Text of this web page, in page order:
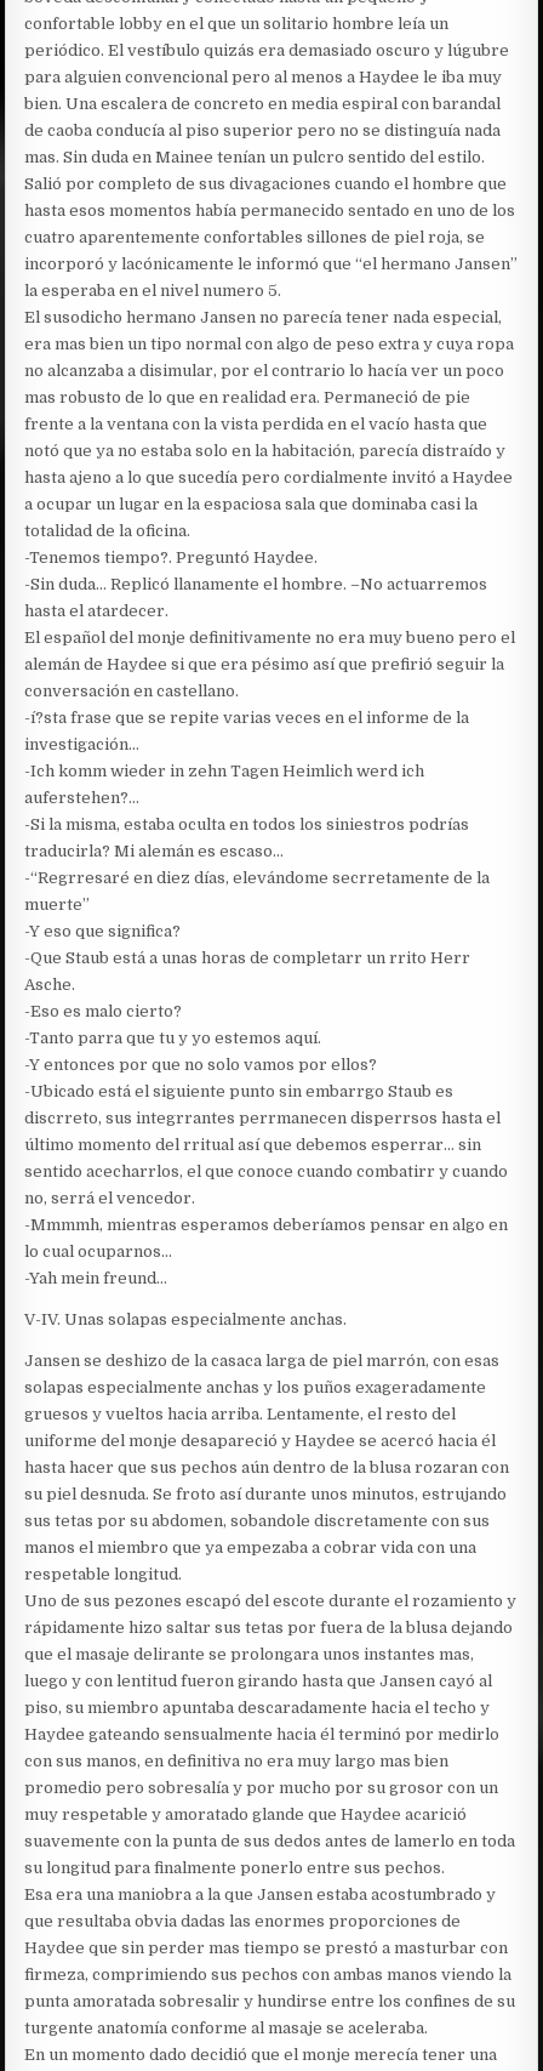
confortable lobby en el que un solitario hombre leía un
periódico. El vestíbulo quizás era demasiado oscuro y lúgubre
para alguien convencional pero al menos a Haydee le iba muy
bien. Una escalera de concreto en media espiral con barandal
de caoba conducía al piso superior pero no se distinguía nada
mas. Sin duda en Mainee tenían un pulcro sentido del estilo.
Salió por completo de sus divagaciones cuando el hombre que
hasta esos momentos había permanecido sentado en uno de los
cuatro aparentemente confortables sillones de piel roja, se
incorporó y lacónicamente le informó que “el hermano Jansen”
la esperaba en el nivel numero 5.
El susodicho hermano Jansen no parecía tener nada especial,
era mas bien un tipo normal con algo de peso extra y cuya ropa
no alcanzaba a disimular, por el contrario lo hacía ver un poco
mas robusto de lo que en realidad era. Permaneció de pie
frente a la ventana con la vista perdida en el vacío hasta que
notó que ya no estaba solo en la habitación, parecía distraído y
hasta ajeno a lo que sucedía pero cordialmente invitó a Haydee
a ocupar un lugar en la espaciosa sala que dominaba casi la
totalidad de la oficina.
-Tenemos tiempo?. Preguntó Haydee.
-Sin duda… Replicó llanamente el hombre. –No actuarremos
hasta el atardecer.
El español del monje definitivamente no era muy bueno pero el
alemán de Haydee si que era pésimo así que prefirió seguir la
conversación en castellano.
-í?sta frase que se repite varias veces en el informe de la
investigación…
-Ich komm wieder in zehn Tagen Heimlich werd ich
auferstehen?…
-Si la misma, estaba oculta en todos los siniestros podrías
traducirla? Mi alemán es escaso…
-“Regrresaré en diez días, elevándome secrretamente de la
muerte”
-Y eso que significa?
-Que Staub está a unas horas de completarr un rrito Herr
Asche.
-Eso es malo cierto?
-Tanto parra que tu y yo estemos aquí.
-Y entonces por que no solo vamos por ellos?
-Ubicado está el siguiente punto sin embarrgo Staub es
discrreto, sus integrrantes perrmanecen disperrsos hasta el
último momento del rritual así que debemos esperrar… sin
sentido acecharrlos, el que conoce cuando combatirr y cuando
no, serrá el vencedor.
-Mmmmh, mientras esperamos deberíamos pensar en algo en
lo cual ocuparnos…
-Yah mein freund…
V-IV. Unas solapas especialmente anchas.
Jansen se deshizo de la casaca larga de piel marrón, con esas
solapas especialmente anchas y los puños exageradamente
gruesos y vueltos hacia arriba. Lentamente, el resto del
uniforme del monje desapareció y Haydee se acercó hacia él
hasta hacer que sus pechos aún dentro de la blusa rozaran con
su piel desnuda. Se froto así durante unos minutos, estrujando
sus tetas por su abdomen, sobandole discretamente con sus
manos el miembro que ya empezaba a cobrar vida con una
respetable longitud.
Uno de sus pezones escapó del escote durante el rozamiento y
rápidamente hizo saltar sus tetas por fuera de la blusa dejando
que el masaje delirante se prolongara unos instantes mas,
luego y con lentitud fueron girando hasta que Jansen cayó al
piso, su miembro apuntaba descaradamente hacia el techo y
Haydee gateando sensualmente hacia él terminó por medirlo
con sus manos, en definitiva no era muy largo mas bien
promedio pero sobresalía y por mucho por su grosor con un
muy respetable y amoratado glande que Haydee acarició
suavemente con la punta de sus dedos antes de lamerlo en toda
su longitud para finalmente ponerlo entre sus pechos.
Esa era una maniobra a la que Jansen estaba acostumbrado y
que resultaba obvia dadas las enormes proporciones de
Haydee que sin perder mas tiempo se prestó a masturbar con
firmeza, comprimiendo sus pechos con ambas manos viendo la
punta amoratada sobresalir y hundirse entre los confines de su
turgente anatomía conforme al masaje se aceleraba.
En un momento dado decidió que el monje merecía tener una